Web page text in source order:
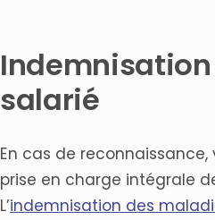
salarié
En cas de reconnaissance,
prise en charge intégrale
L’indemnisation des